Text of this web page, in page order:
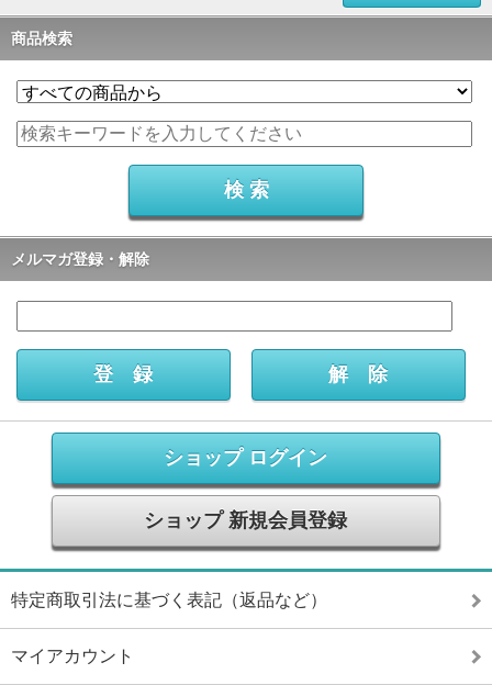
商品検索
メルマガ登録・解除
ショップ ログイン
ショップ 新規会員登録
特定商取引法に基づく表記（返品など）
マイアカウント